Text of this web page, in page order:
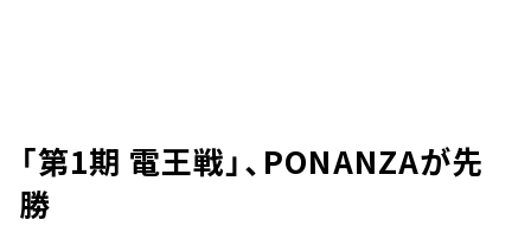
「第1期 電王戦」、PONANZAが先
勝